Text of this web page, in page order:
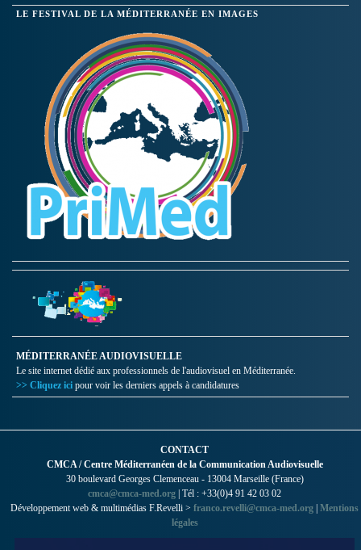
LE FESTIVAL DE LA MÉDITERRANÉE EN IMAGES
MÉDITERRANÉE AUDIOVISUELLE
Le site internet dédié aux professionnels de l'audiovisuel en Méditerranée.
>> Cliquez ici pour voir les derniers appels à candidatures
CONTACT
CMCA / Centre Méditerranéen de la Communication Audiovisuelle
30 boulevard Georges Clemenceau - 13004 Marseille (France)
cmca@cmca-med.org | Tél : +33(0)4 91 42 03 02
Développement web & multimédias F.Revelli > franco.revelli@cmca-med.org | Mentions
légales